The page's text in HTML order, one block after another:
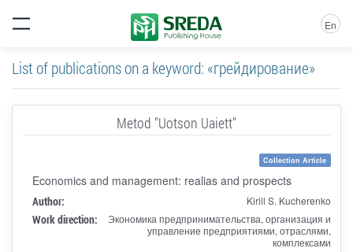
En
List of publications on a keyword: «грейдирование»
Metod "Uotson Uaiett"
Collection Article
Economics and management: realias and prospects
Author: Kirill S. Kucherenko
Work direction:
Экономика предпринимательства, организация и
управление предприятиями, отраслями,
комплексами